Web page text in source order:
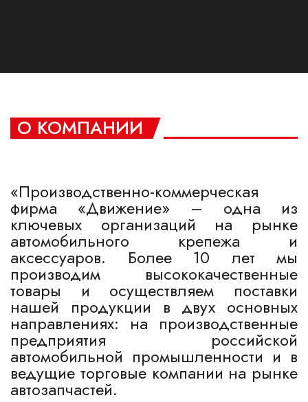
О КОМПАНИИ
«Производственно-коммерческая
фирма «Движение» – одна из
ключевых организаций на рынке
автомобильного крепежа и
аксессуаров. Более 10 лет мы
производим высококачественные
товары и осуществляем поставки
нашей продукции в двух основных
направлениях: на производственные
предприятия российской
автомобильной промышленности и в
ведущие торговые компании на рынке
автозапчастей.